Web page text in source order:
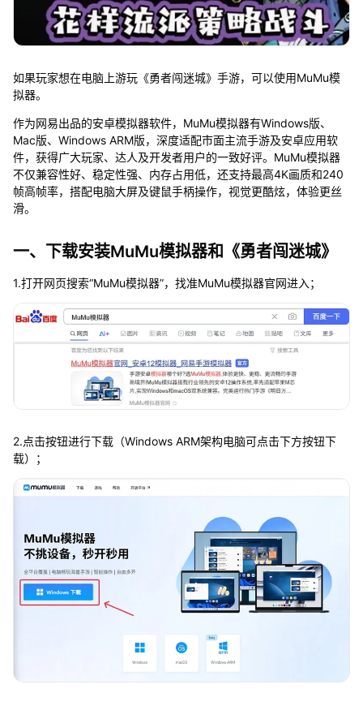
如果玩家想在电脑上游玩《勇者闯迷城》手游，可以使用MuMu模
拟器。
作为网易出品的安卓模拟器软件，MuMu模拟器有Windows版、
Mac版、Windows ARM版，深度适配市面主流手游及安卓应用软
件，获得广大玩家、达人及开发者用户的一致好评。MuMu模拟器
不仅兼容性好、稳定性强、内存占用低，还支持最高4K画质和240
帧高帧率，搭配电脑大屏及键鼠手柄操作，视觉更酷炫，体验更丝
滑。
一、下载安装MuMu模拟器和《勇者闯迷城》
1.打开网页搜索“MuMu模拟器”，找准MuMu模拟器官网进入；
2.点击按钮进行下载（Windows ARM架构电脑可点击下方按钮下
载）；